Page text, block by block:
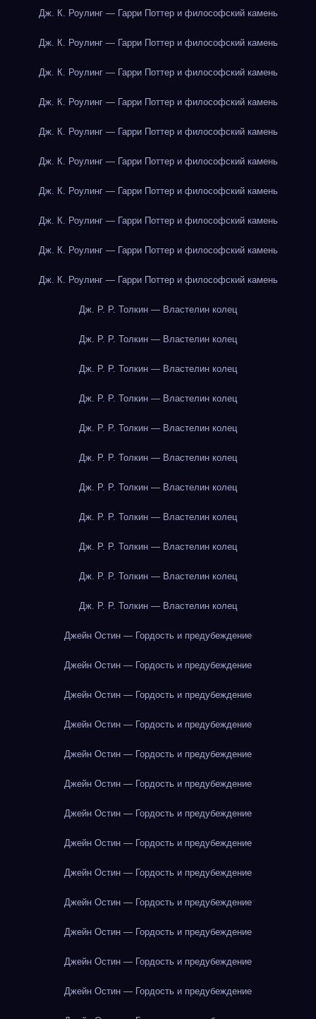
Дж. К. Роулинг — Гарри Поттер и философский камень
Дж. К. Роулинг — Гарри Поттер и философский камень
Дж. К. Роулинг — Гарри Поттер и философский камень
Дж. К. Роулинг — Гарри Поттер и философский камень
Дж. К. Роулинг — Гарри Поттер и философский камень
Дж. К. Роулинг — Гарри Поттер и философский камень
Дж. К. Роулинг — Гарри Поттер и философский камень
Дж. К. Роулинг — Гарри Поттер и философский камень
Дж. К. Роулинг — Гарри Поттер и философский камень
Дж. К. Роулинг — Гарри Поттер и философский камень
Дж. Р. Р. Толкин — Властелин колец
Дж. Р. Р. Толкин — Властелин колец
Дж. Р. Р. Толкин — Властелин колец
Дж. Р. Р. Толкин — Властелин колец
Дж. Р. Р. Толкин — Властелин колец
Дж. Р. Р. Толкин — Властелин колец
Дж. Р. Р. Толкин — Властелин колец
Дж. Р. Р. Толкин — Властелин колец
Дж. Р. Р. Толкин — Властелин колец
Дж. Р. Р. Толкин — Властелин колец
Дж. Р. Р. Толкин — Властелин колец
Джейн Остин — Гордость и предубеждение
Джейн Остин — Гордость и предубеждение
Джейн Остин — Гордость и предубеждение
Джейн Остин — Гордость и предубеждение
Джейн Остин — Гордость и предубеждение
Джейн Остин — Гордость и предубеждение
Джейн Остин — Гордость и предубеждение
Джейн Остин — Гордость и предубеждение
Джейн Остин — Гордость и предубеждение
Джейн Остин — Гордость и предубеждение
Джейн Остин — Гордость и предубеждение
Джейн Остин — Гордость и предубеждение
Джейн Остин — Гордость и предубеждение